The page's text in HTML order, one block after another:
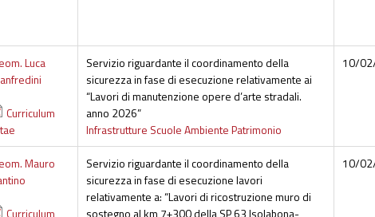
Luca
Curriculum
Servizio riguardante il coordinamento della
sicurezza in fase di esecuzione relativamente ai
“Lavori di manutenzione opere d’arte stradali.
anno 2026”
Infrastrutture Scuole Ambiente Patrimonio
10/
Mauro
Servizio riguardante il coordinamento della
sicurezza in fase di esecuzione lavori
relativamente a: “Lavori di ricostruzione muro di
10/